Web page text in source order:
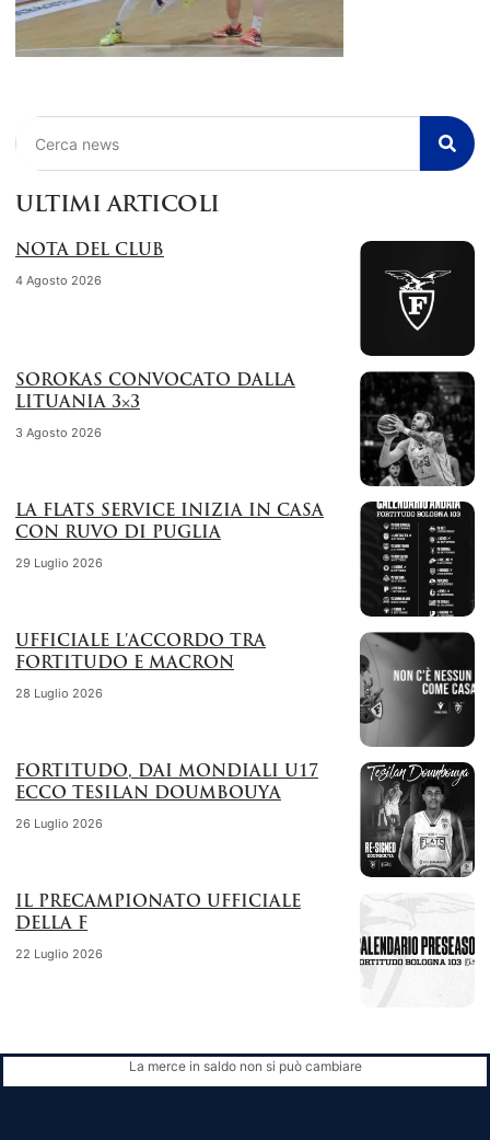
ULTIMI ARTICOLI
NOTA DEL CLUB
4 Agosto 2026
SOROKAS CONVOCATO DALLA
LITUANIA 3×3
3 Agosto 2026
LA FLATS SERVICE INIZIA IN CASA
CON RUVO DI PUGLIA
29 Luglio 2026
UFFICIALE L’ACCORDO TRA
FORTITUDO E MACRON
28 Luglio 2026
FORTITUDO, DAI MONDIALI U17
ECCO TESILAN DOUMBOUYA
26 Luglio 2026
IL PRECAMPIONATO UFFICIALE
DELLA F
22 Luglio 2026
La merce in saldo non si può cambiare